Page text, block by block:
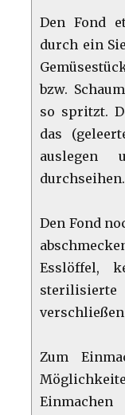
Den Fond
durch ein
bzw.
so spritzt.
das
auslegen
durchseihen.
Den Fond
Esslöffel,
verschließen
Zum